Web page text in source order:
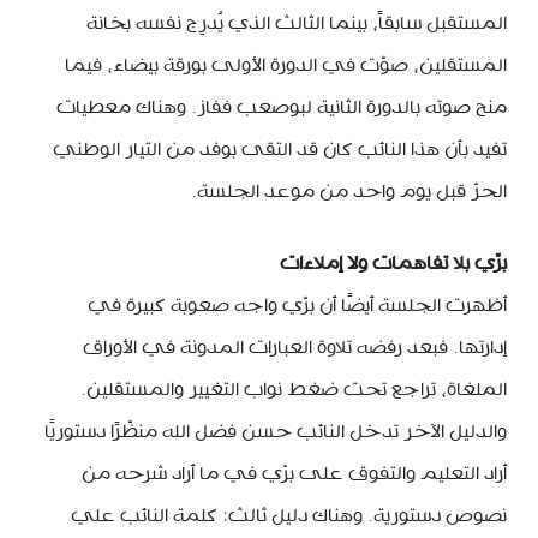
المستقبل سابقاً، بينما الثالث الذي يُدرِج نفسه بخانة
المستقلين، صوّت في الدورة الأولى بورقة بيضاء، فيما
منح صوته بالدورة الثانية لبوصعب ففاز. وهناك معطيات
تفيد بأن هذا النائب كان قد التقى بوفد من التيار الوطني
الحرّ قبل يوم واحد من موعد الجلسة.
برّي بلا تفاهمات ولا إملاءات
أظهرت الجلسة أيضًا أن برّي واجه صعوبة كبيرة في
إدارتها. فبعد رفضه تلاوة العبارات المدونة في الأوراق
الملغاة، تراجع تحت ضغط نواب التغيير والمستقلين.
والدليل الآخر تدخل النائب حسن فضل الله منظّرًا دستوريًا
أراد التعليم والتفوق على برّي في ما أراد شرحه من
نصوص دستورية. وهناك دليل ثالث: كلمة النائب علي